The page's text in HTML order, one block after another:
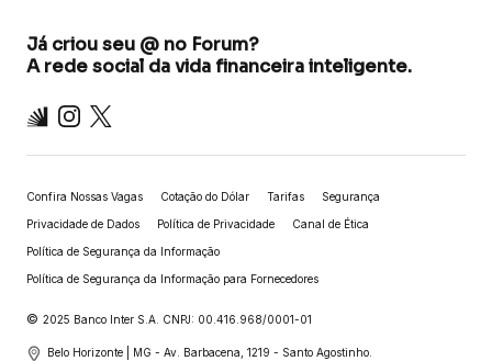
Já criou seu @ no Forum?
A rede social da vida financeira inteligente.
Inter Instagram
X
Confira Nossas Vagas Cotação do Dólar Tarifas Segurança
Privacidade de Dados Política de Privacidade Canal de Ética
Política de Segurança da Informação
Política de Segurança da Informação para Fornecedores
© 2025 Banco Inter S.A. CNPJ: 00.416.968/0001-01
Belo Horizonte | MG - Av. Barbacena, 1219 - Santo Agostinho.